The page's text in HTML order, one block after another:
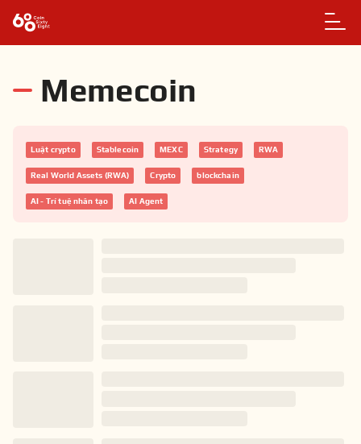
Memecoin
Luật crypto Stablecoin MEXC Strategy RWA
Real World Assets (RWA) Crypto blockchain
AI - Trí tuệ nhân tạo AI Agent